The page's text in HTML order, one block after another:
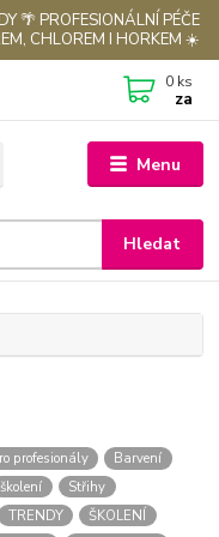
🌴 PROFESIONÁLNÍ PÉČE
CHLOREM I HORKEM ☀️
Menu
Hledat
0 ks
za
profesionály
Barvení
školení
Střihy
TRENDY
ŠKOLENÍ